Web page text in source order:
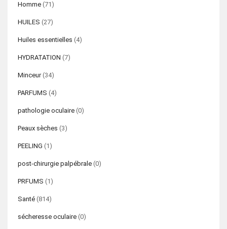
Homme (71)
HUILES (27)
Huiles essentielles (4)
HYDRATATION (7)
Minceur (34)
PARFUMS (4)
pathologie oculaire (0)
Peaux sèches (3)
PEELING (1)
post-chirurgie palpébrale (0)
PRFUMS (1)
Santé (814)
sécheresse oculaire (0)